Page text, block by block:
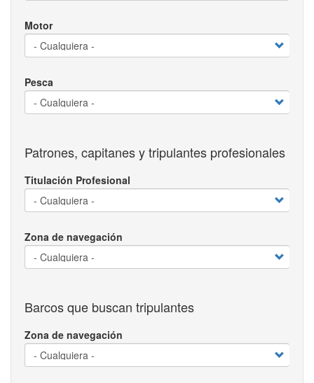
Motor
Pesca
Patrones, capitanes y tripulantes profesionales
Titulación Profesional
Zona de navegación
Barcos que buscan tripulantes
Zona de navegación